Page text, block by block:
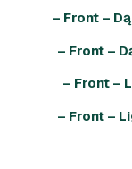
– Front –
– Front –
– Front –
– Front –